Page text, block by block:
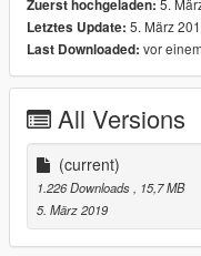
Installation:
1. OpenIV
3. Replaces files
4. Enjoy!
Zuerst hochgeladen: 5.
Letztes Update: 5. März
Last Downloaded: vor
All Versions
(current)
1.226 Downloads, 15,7 MB
5. März 2019